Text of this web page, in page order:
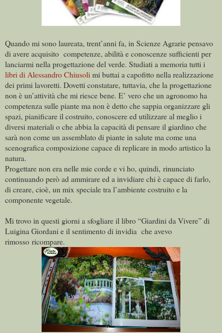
Quando mi sono laureata, trent’anni fa, in Scienze Agrarie pensavo
di avere acquisito competenze, abilità e conoscenze sufficienti per
lanciarmi nella progettazione del verde. Studiati a memoria tutti i
libri di Alessandro Chiusoli mi buttai a capofitto nella realizzazione
dei primi lavoretti. Dovetti constatare, tuttavia, che la progettazione
non è un’attività che mi riesce bene. E’ vero che un agronomo ha
competenza sulle piante ma non è detto che sappia organizzare gli
spazi, pianificare il costruito, conoscere ed utilizzare al meglio i
diversi materiali o che abbia la capacità di pensare il giardino che
sarà non come un assemblato di piante in salute ma come una
scenografica composizione capace di replicare in modo artistico la
natura.
Progettare non era nelle mie corde e vi ho, quindi, rinunciato
continuando però ad ammirare ed a invidiare chi è capace di farlo,
di creare, cioè, un mix speciale tra l’ambiente costruito e la
componente vegetale.
Mi trovo in questi giorni a sfogliare il libro “Giardini da Vivere” di
Luigina Giordani e il sentimento di invidia che avevo
rimosso ricompare.